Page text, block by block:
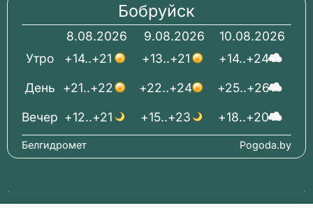
Бобруйск
8.08.2026
+14..+21
+21..+22
+12..+21
9.08.2026
+13..+21
+22..+24
+15..+23
10.08.2026
+14..+24
+25..+26
+18..+20
Вечер
День
Утро
Pogoda.by
Белгидромет